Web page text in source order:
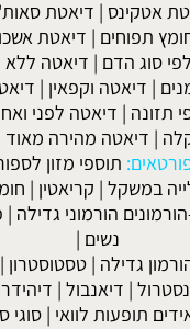
אטקינס | דיאטת
תפוחים | דיאטת
סוג הדם | דיאטה ללא
| דיאטה וקפאין |
תזונה | דיאטה לפני
| דיאטה מהירה מאוד
תוספי מזון
במשקל | קריאטין |
הורמוני גדילה |
נשים |
גדילה |טסטוסטרון
| דיאנבול |
תופעות לוואי | סוגי